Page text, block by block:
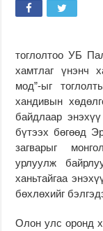
тоглолтоо УБ
хамтлаг үнэнч
мод”-ыг
хандивын
байдлаар
бүтээх бөгөөд
загварыг
урлуулж
ханьтайгаа
бөхлөхийг
Олон улс оронд